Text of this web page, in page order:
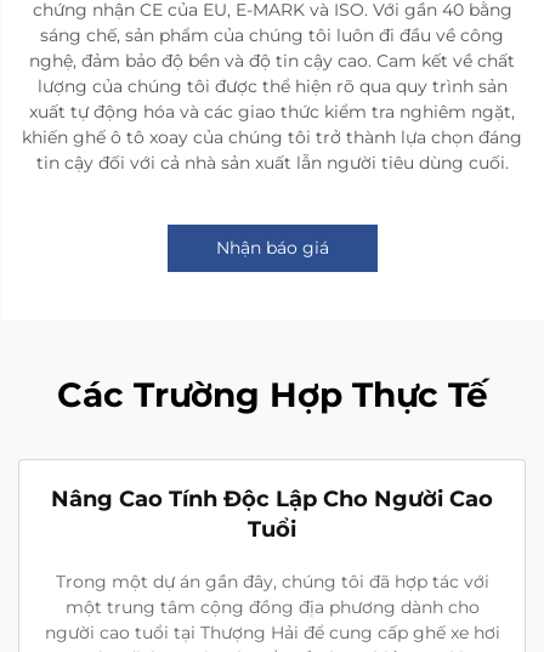
chứng nhận CE của EU, E-MARK và ISO. Với gần 40 bằng
sáng chế, sản phẩm của chúng tôi luôn đi đầu về công
nghệ, đảm bảo độ bền và độ tin cậy cao. Cam kết về chất
lượng của chúng tôi được thể hiện rõ qua quy trình sản
xuất tự động hóa và các giao thức kiểm tra nghiêm ngặt,
khiến ghế ô tô xoay của chúng tôi trở thành lựa chọn đáng
tin cậy đối với cả nhà sản xuất lẫn người tiêu dùng cuối.
Nhận báo giá
Các Trường Hợp Thực Tế
Nâng Cao Tính Độc Lập Cho Người Cao
Tuổi
Trong một dự án gần đây, chúng tôi đã hợp tác với
một trung tâm cộng đồng địa phương dành cho
người cao tuổi tại Thượng Hải để cung cấp ghế xe hơi